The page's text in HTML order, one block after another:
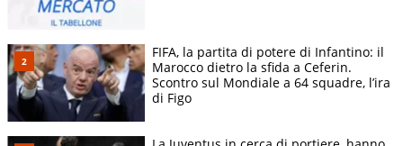
FIFA, la partita di potere di Infantino: il
Marocco dietro la sfida a Ceferin.
Scontro sul Mondiale a 64 squadre, l’ira
di Figo